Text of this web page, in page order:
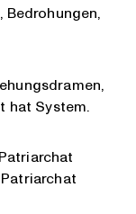
Bedrohungen,
hat System.